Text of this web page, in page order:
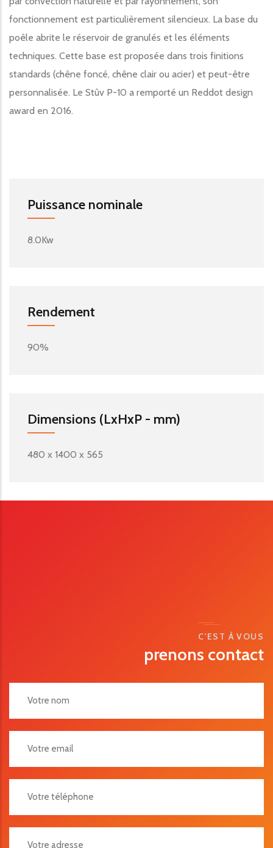
fonctionnement est particulièrement silencieux. La base du
poêle abrite le réservoir de granulés et les éléments
techniques. Cette base est proposée dans trois finitions
standards (chêne foncé, chêne clair ou acier) et peut-être
personnalisée. Le Stûv P-10 a remporté un Reddot design
award en 2016.
Puissance nominale
8.0Kw
Rendement
90%
Dimensions (LxHxP - mm)
480 x 1400 x 565
C'EST À VOUS
prenons contact